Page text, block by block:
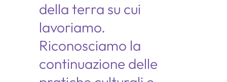
della terra su cui
lavoriamo.
Riconosciamo la
continuazione delle